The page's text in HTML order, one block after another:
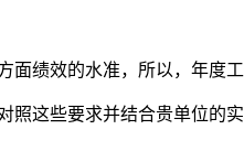
绩效的水准，所以，年度
这些要求并结合贵单位的